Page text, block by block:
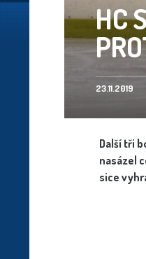
HC
23.11.2019
Další tři
nasázel
sice